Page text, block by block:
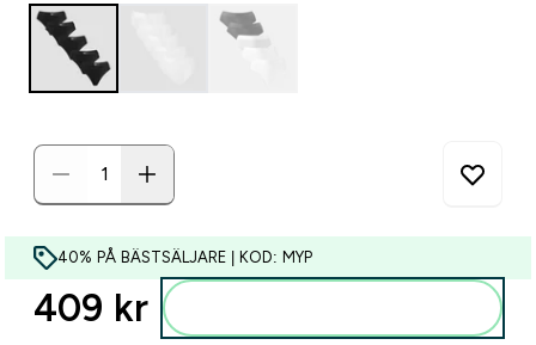
40% PÅ BÄSTSÄLJARE | KOD: MYP
409 kr‎